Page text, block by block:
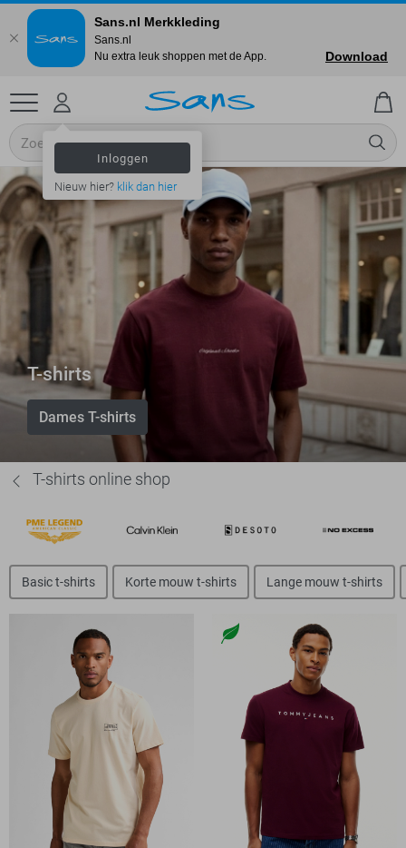
Inloggen
Nieuw hier? klik dan hier
T-shirts
Dames T-shirts
T-shirts online shop
Basic t-shirts Korte mouw t-shirts Lange mouw t-shirts
Sans.nl Merkkleding
Sans.nl
Nu extra leuk shoppen met de App.
Download